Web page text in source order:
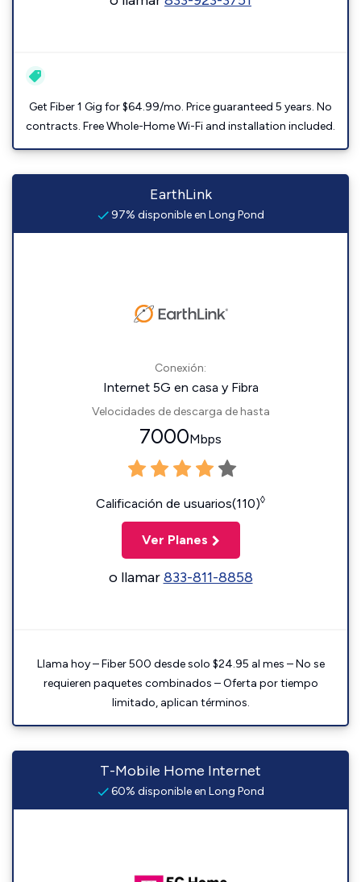
Get Fiber 1 Gig for $64.99/mo. Price guaranteed 5 years. No
contracts. Free Whole-Home Wi-Fi and installation included.
EarthLink
97% disponible en Long Pond
Conexión:
Internet 5G en casa y Fibra
Velocidades de descarga de hasta
7000Mbps
Calificación de usuarios(110)◊
Ver Planes
o llamar833-811-8858
Llama hoy – Fiber 500 desde solo $24.95 al mes – No se
requieren paquetes combinados – Oferta por tiempo
limitado, aplican términos.
T-Mobile Home Internet
60% disponible en Long Pond